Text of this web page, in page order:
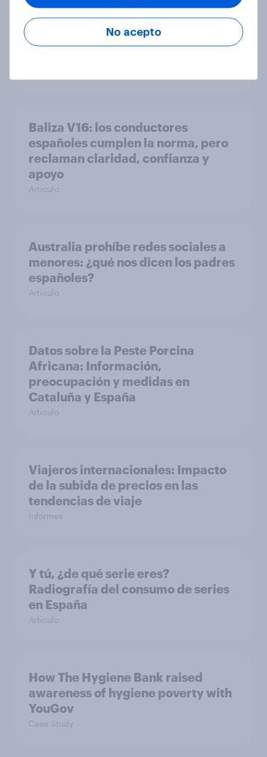
Opinión de la población adulta
sobre la prohibición del acceso a
redes sociales para menores de 16
Baliza V16: los conductores
españoles cumplen la norma, pero
reclaman claridad, confianza y
apoyo
Artículo
Australia prohíbe redes sociales a
menores: ¿qué nos dicen los padres
españoles?
Artículo
Datos sobre la Peste Porcina
Africana: Información,
preocupación y medidas en
Cataluña y España
Artículo
Viajeros internacionales: Impacto
de la subida de precios en las
tendencias de viaje
Informes
Y tú, ¿de qué serie eres?
Radiografía del consumo de series
en España
Artículo
How The Hygiene Bank raised
awareness of hygiene poverty with
YouGov
Case Study
No acepto